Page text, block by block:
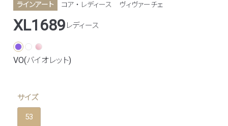
ラインアート コア ・ レディース ヴィヴァーチェ
XL1689 レディース
VO(バイオレット)
サイズ
53